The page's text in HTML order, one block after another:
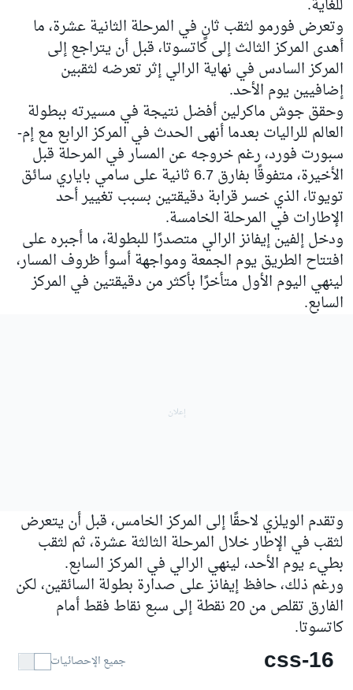
للغاية.
وتعرض فورمو لثقب ثانٍ في المرحلة الثانية عشرة، ما
أهدى المركز الثالث إلى كاتسوتا، قبل أن يتراجع إلى
المركز السادس في نهاية الرالي إثر تعرضه لثقبين
إضافيين يوم الأحد.
وحقق جوش ماكرلين أفضل نتيجة في مسيرته ببطولة
العالم للراليات بعدما أنهى الحدث في المركز الرابع مع إم-
سبورت فورد، رغم خروجه عن المسار في المرحلة قبل
الأخيرة، متفوقًا بفارق 6.7 ثانية على سامي باياري سائق
تويوتا، الذي خسر قرابة دقيقتين بسبب تغيير أحد
الإطارات في المرحلة الخامسة.
ودخل إلفين إيفانز الرالي متصدرًا للبطولة، ما أجبره على
افتتاح الطريق يوم الجمعة ومواجهة أسوأ ظروف المسار،
لينهي اليوم الأول متأخرًا بأكثر من دقيقتين في المركز
السابع.
وتقدم الويلزي لاحقًا إلى المركز الخامس، قبل أن يتعرض
لثقب في الإطار خلال المرحلة الثالثة عشرة، ثم لثقب
بطيء يوم الأحد، لينهي الرالي في المركز السابع.
ورغم ذلك، حافظ إيفانز على صدارة بطولة السائقين، لكن
الفارق تقلص من 20 نقطة إلى سبع نقاط فقط أمام
كاتسوتا.
css-16 جميع الإحصائيات